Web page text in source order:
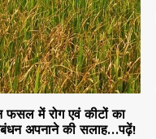
फसल में रोग एवं कीटों का
अपनाने की सलाह…पढ़ें!